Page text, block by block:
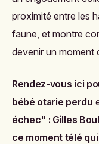
proximité entre les
faune, et montre
devenir un moment
Rendez-vous ici
bébé otarie perdu
échec" : Gilles
ce moment télé